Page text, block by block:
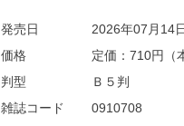
発売日
2026年07月14
価格
定価： 710円（
判型
Ｂ５判
雑誌コード
0910708